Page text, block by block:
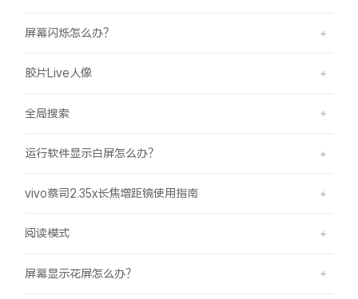
屏幕闪烁怎么办？
胶片Live人像
全局搜索
运行软件显示白屏怎么办？
vivo蔡司2.35x长焦增距镜使用指南
阅读模式
屏幕显示花屏怎么办？